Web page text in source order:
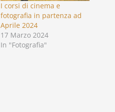
I corsi di cinema e
fotografia in partenza ad
Aprile 2024
17 Marzo 2024
In "Fotografia"